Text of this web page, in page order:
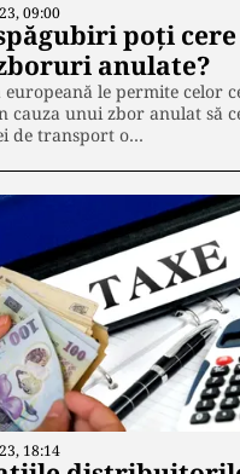
09:00
poți
anulate?
europeană le permite celor
cauza unui zbor anulat să
de transport o…
18:14